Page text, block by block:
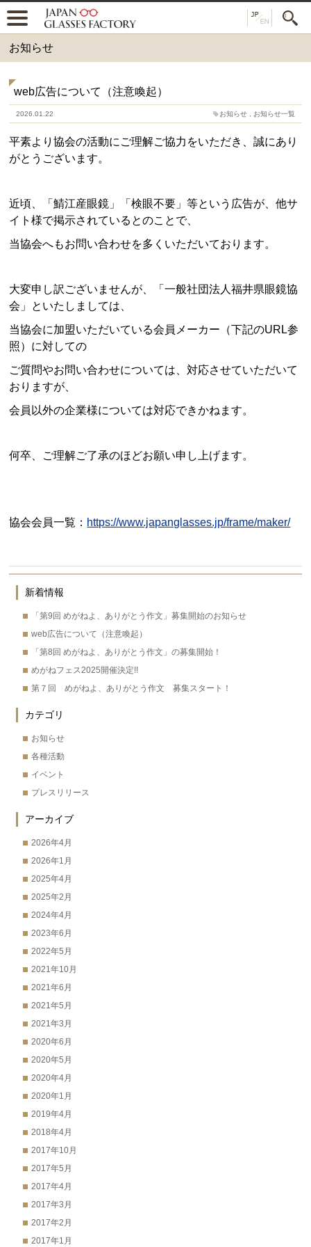
お知らせ
web広告について（注意喚起）
2026.01.22 お知らせ, お知らせ一覧
平素より協会の活動にご理解ご協力をいただき、誠にあり
がとうございます。
近頃、「鯖江産眼鏡」「検眼不要」等という広告が、他サ
イト様で掲示されているとのことで、
当協会へもお問い合わせを多くいただいております。
大変申し訳ございませんが、「一般社団法人福井県眼鏡協
会」といたしましては、
当協会に加盟いただいている会員メーカー（下記のURL参
照）に対しての
ご質問やお問い合わせについては、対応させていただいて
おりますが、
会員以外の企業様については対応できかねます。
何卒、ご理解ご了承のほどお願い申し上げます。
協会会員一覧： https://www.japanglasses.jp/frame/maker/
新着情報
「第9回 めがねよ、ありがとう作文」募集開始のお知らせ
web広告について（注意喚起）
「第8回 めがねよ、ありがとう作文」の募集開始！
めがねフェス2025開催決定!!
第７回 めがねよ、ありがとう作文 募集スタート！
カテゴリ
お知らせ
各種活動
イベント
プレスリリース
アーカイブ
2026年4月
2026年1月
2025年4月
2025年2月
2024年4月
2023年6月
2022年5月
2021年10月
2021年6月
2021年5月
2021年3月
2020年6月
2020年5月
2020年4月
2020年1月
2019年4月
2018年4月
2017年10月
2017年5月
2017年4月
2017年3月
2017年2月
2017年1月